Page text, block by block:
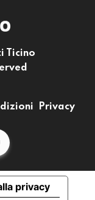
Ticino
Privacy
privacy